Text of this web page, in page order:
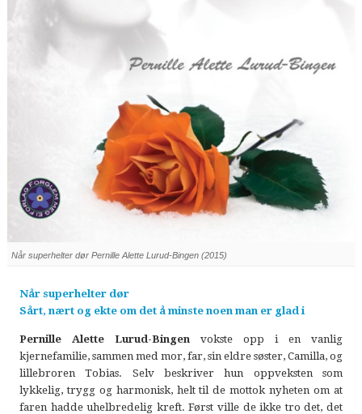
Når superhelter dør Pernille Alette Lurud-Bingen (2015)
Når superhelter dør
Sårt, nært og ekte om det å minste noen man er glad i
Pernille Alette Lurud-Bingen vokste opp i en vanlig
kjernefamilie, sammen med mor, far, sin eldre søster, Camilla, og
lillebroren Tobias. Selv beskriver hun oppveksten som
lykkelig, trygg og harmonisk, helt til de mottok nyheten om at
faren hadde uhelbredelig kreft. Først ville de ikke tro det, det